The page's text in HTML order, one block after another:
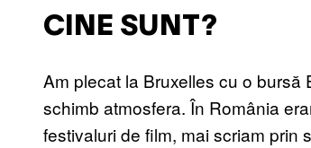
CINE SUNT?
Am plecat la Bruxelles cu o
schimb atmosfera. În România
festivaluri de film, mai scriam prin